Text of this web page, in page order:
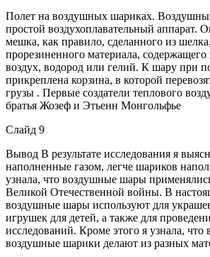
Полет на воздушных шариках.
простой воздухоплавательный аппарат.
мешка, как правило, сделанного из
прорезиненного материала,
воздух, водород или гелий. К шару при
прикреплена корзина, в которой
грузы . Первые создатели теплового
братья Жозеф и Этьенн Монгольфье
Слайд 9
Вывод В результате исследования я
наполненные газом, легче шариков
узнала, что воздушные шары
Великой Отечественной войны. В
воздушные шары используют для
игрушек для детей, а также для
исследований. Кроме этого я узнала,
воздушные шарики делают из разных